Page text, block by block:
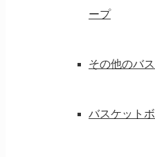
ープ
その他のバ
バスケット